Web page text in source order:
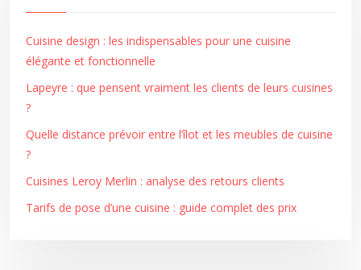
Cuisine design : les indispensables pour une cuisine
élégante et fonctionnelle
Lapeyre : que pensent vraiment les clients de leurs cuisines
?
Quelle distance prévoir entre l’îlot et les meubles de cuisine
?
Cuisines Leroy Merlin : analyse des retours clients
Tarifs de pose d’une cuisine : guide complet des prix